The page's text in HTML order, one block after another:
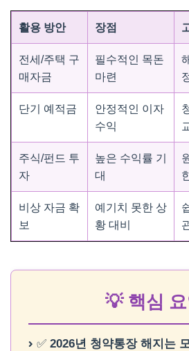
활용 방안 장점
전세/주택 구
매자금
필수적인 목돈
마련
단기 예적금
안정적인 이자
수익
주식/펀드 투
자
높은 수익률 기
대
비상 자금 확
보
예기치 못한 상
황 대비
💡 핵심
✅ 2026년 청약통장 해지는